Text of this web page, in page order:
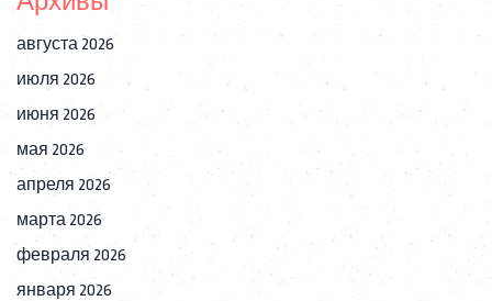
августа 2026
июля 2026
июня 2026
мая 2026
апреля 2026
марта 2026
февраля 2026
января 2026